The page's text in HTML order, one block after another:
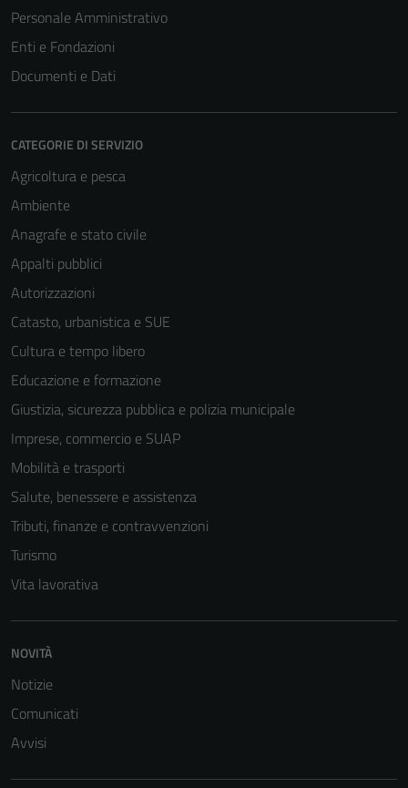
Personale Amministrativo
Enti e Fondazioni
Documenti e Dati
CATEGORIE DI SERVIZIO
Agricoltura e pesca
Ambiente
Anagrafe e stato civile
Appalti pubblici
Autorizzazioni
Catasto, urbanistica e SUE
Cultura e tempo libero
Educazione e formazione
Giustizia, sicurezza pubblica e polizia municipale
Imprese, commercio e SUAP
Mobilità e trasporti
Salute, benessere e assistenza
Tributi, finanze e contravvenzioni
Turismo
Vita lavorativa
NOVITÀ
Notizie
Comunicati
Avvisi
del sito e non